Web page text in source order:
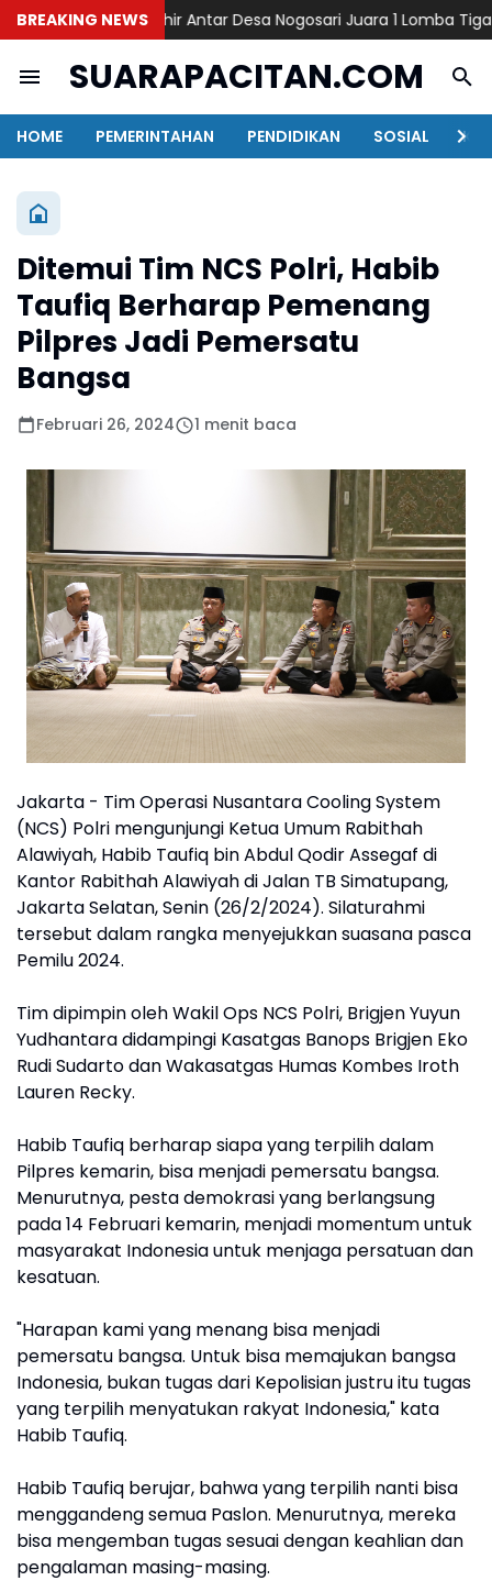
BREAKING NEWS
Inovasi E-Thithir Antar Desa Nogosari Juara 1 Lomba Tiga Pilar
SUARAPACITAN.COM
HOME PEMERINTAHAN PENDIDIKAN SOSIAL
Ditemui Tim NCS Polri, Habib
Taufiq Berharap Pemenang
Pilpres Jadi Pemersatu
Bangsa
Februari 26, 2024 1 menit baca
Jakarta - Tim Operasi Nusantara Cooling System
(NCS) Polri mengunjungi Ketua Umum Rabithah
Alawiyah, Habib Taufiq bin Abdul Qodir Assegaf di
Kantor Rabithah Alawiyah di Jalan TB Simatupang,
Jakarta Selatan, Senin (26/2/2024). Silaturahmi
tersebut dalam rangka menyejukkan suasana pasca
Pemilu 2024.
Tim dipimpin oleh Wakil Ops NCS Polri, Brigjen Yuyun
Yudhantara didampingi Kasatgas Banops Brigjen Eko
Rudi Sudarto dan Wakasatgas Humas Kombes Iroth
Lauren Recky.
Habib Taufiq berharap siapa yang terpilih dalam
Pilpres kemarin, bisa menjadi pemersatu bangsa.
Menurutnya, pesta demokrasi yang berlangsung
pada 14 Februari kemarin, menjadi momentum untuk
masyarakat Indonesia untuk menjaga persatuan dan
kesatuan.
"Harapan kami yang menang bisa menjadi
pemersatu bangsa. Untuk bisa memajukan bangsa
Indonesia, bukan tugas dari Kepolisian justru itu tugas
yang terpilih menyatukan rakyat Indonesia," kata
Habib Taufiq.
Habib Taufiq berujar, bahwa yang terpilih nanti bisa
menggandeng semua Paslon. Menurutnya, mereka
bisa mengemban tugas sesuai dengan keahlian dan
pengalaman masing-masing.